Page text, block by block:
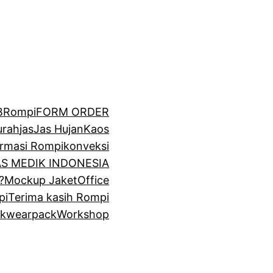
FORM ORDER
jasJas HujanKaos
Rompikonveksi
MEDIK INDONESIA
Mockup JaketOffice
Terima kasih Rompi
wearpackWorkshop